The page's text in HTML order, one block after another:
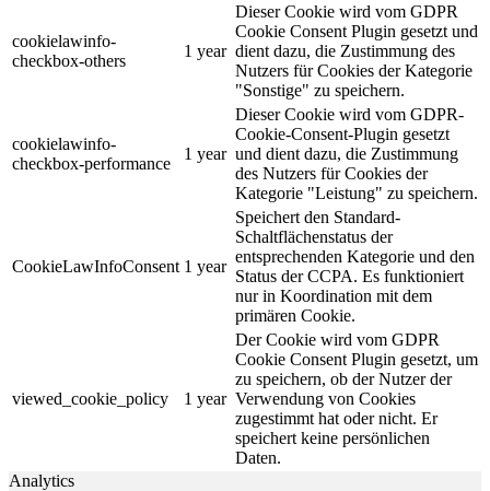
cookielawinfo-
checkbox-others
1 year
Dieser Cookie wird vom GDPR
Cookie Consent Plugin gesetzt und
dient dazu, die Zustimmung des
Nutzers für Cookies der Kategorie
"Sonstige" zu speichern.
cookielawinfo-
checkbox-performance
1 year
Dieser Cookie wird vom GDPR-
Cookie-Consent-Plugin gesetzt
und dient dazu, die Zustimmung
des Nutzers für Cookies der
Kategorie "Leistung" zu speichern.
CookieLawInfoConsent 1 year
Speichert den Standard-
Schaltflächenstatus der
entsprechenden Kategorie und den
Status der CCPA. Es funktioniert
nur in Koordination mit dem
primären Cookie.
viewed_cookie_policy 1 year
Der Cookie wird vom GDPR
Cookie Consent Plugin gesetzt, um
zu speichern, ob der Nutzer der
Verwendung von Cookies
zugestimmt hat oder nicht. Er
speichert keine persönlichen
Daten.
Analytics